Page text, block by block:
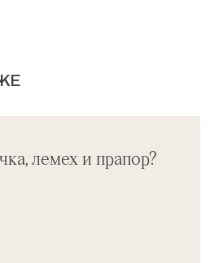
лемех и прапор?